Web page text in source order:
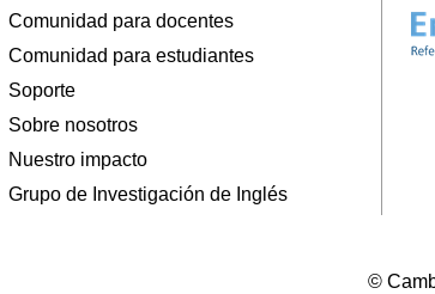
Comunidad para docentes
Comunidad para estudiantes
Soporte
Sobre nosotros
Nuestro impacto
Grupo de Investigación de Inglés
©